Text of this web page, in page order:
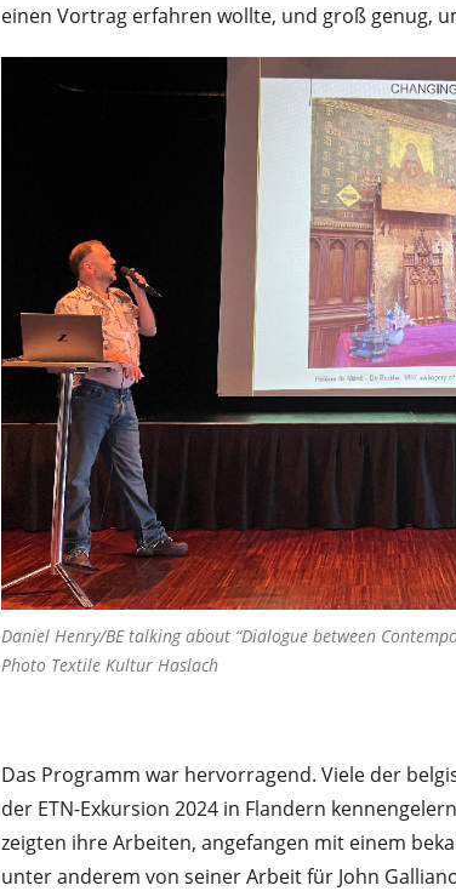
einen Vortrag erfahren wollte, und groß genug,
Daniel Henry/BE talking about “Dialogue between
Photo Textile Kultur Haslach
Das Programm war hervorragend. Viele der
der ETN-Exkursion 2024 in Flandern
zeigten ihre Arbeiten, angefangen mit einem
unter anderem von seiner Arbeit für John